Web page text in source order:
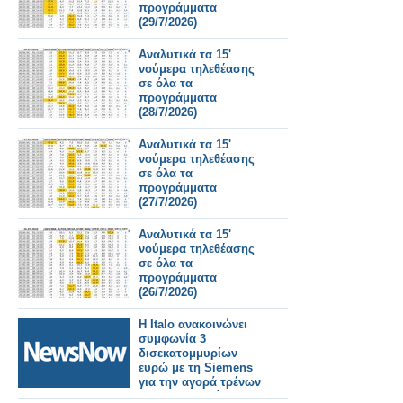
προγράμματα
(29/7/2026)
Αναλυτικά τα 15'
νούμερα τηλεθέασης
σε όλα τα
προγράμματα
(28/7/2026)
Αναλυτικά τα 15'
νούμερα τηλεθέασης
σε όλα τα
προγράμματα
(27/7/2026)
Αναλυτικά τα 15'
νούμερα τηλεθέασης
σε όλα τα
προγράμματα
(26/7/2026)
Η Italo ανακοινώνει
συμφωνία 3
δισεκατομμυρίων
ευρώ με τη Siemens
για την αγορά τρένων
για τη Γερμανία.